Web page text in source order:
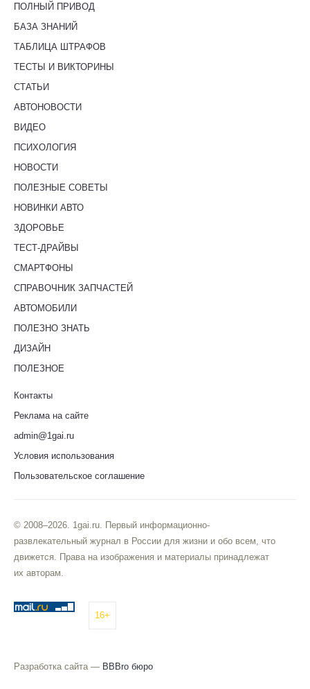
ПОЛНЫЙ ПРИВОД
БАЗА ЗНАНИЙ
ТАБЛИЦА ШТРАФОВ
ТЕСТЫ И ВИКТОРИНЫ
СТАТЬИ
АВТОНОВОСТИ
ВИДЕО
ПСИХОЛОГИЯ
НОВОСТИ
ПОЛЕЗНЫЕ СОВЕТЫ
НОВИНКИ АВТО
ЗДОРОВЬЕ
ТЕСТ-ДРАЙВЫ
СМАРТФОНЫ
СПРАВОЧНИК ЗАПЧАСТЕЙ
АВТОМОБИЛИ
ПОЛЕЗНО ЗНАТЬ
ДИЗАЙН
ПОЛЕЗНОЕ
Контакты
Реклама на сайте
admin@1gai.ru
Условия использования
Пользовательское соглашение
© 2008–2026. 1gai.ru. Первый информационно-
развлекательный журнал в России для жизни и обо всем, что
движется. Права на изображения и материалы принадлежат
их авторам.
16+
Разработка сайта — BBBro бюро